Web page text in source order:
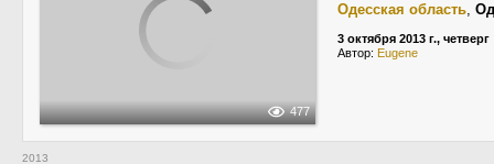
477
Одесская область,
3 октября 2013 г., четверг
Автор: Eugene
2013